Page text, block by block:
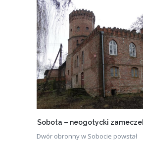
Sobota – neogotycki
Dwór obronny w Sobocie powstał